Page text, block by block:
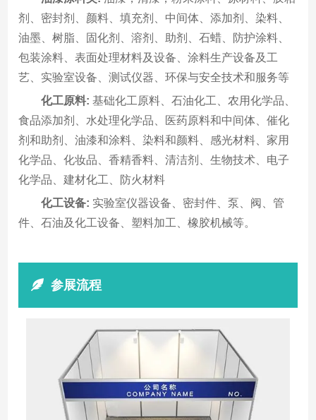
剂、密封剂、颜料、填充剂、中间体、添加剂、染料、
油墨、树脂、固化剂、溶剂、助剂、石蜡、防护涂料、
包装涂料、表面处理材料及设备、涂料生产设备及工
艺、实验室设备、测试仪器、环保与安全技术和服务等
化工原料: 基础化工原料、石油化工、农用化学品、
食品添加剂、水处理化学品、医药原料和中间体、催化
剂和助剂、油漆和涂料、染料和颜料、感光材料、家用
化学品、化妆品、香精香料、清洁剂、生物技术、电子
化学品、建材化工、防火材料
化工设备: 实验室仪器设备、密封件、泵、阀、管
件、石油及化工设备、塑料加工、橡胶机械等。
参展流程